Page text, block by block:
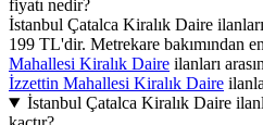
fiyatı nedir?
İstanbul Çatalca Kiralık Daire
199 TL'dir. Metrekare bakımından
Mahallesi Kiralık Daire ilanları
İzzettin Mahallesi Kiralık Daire
İstanbul Çatalca Kiralık Daire